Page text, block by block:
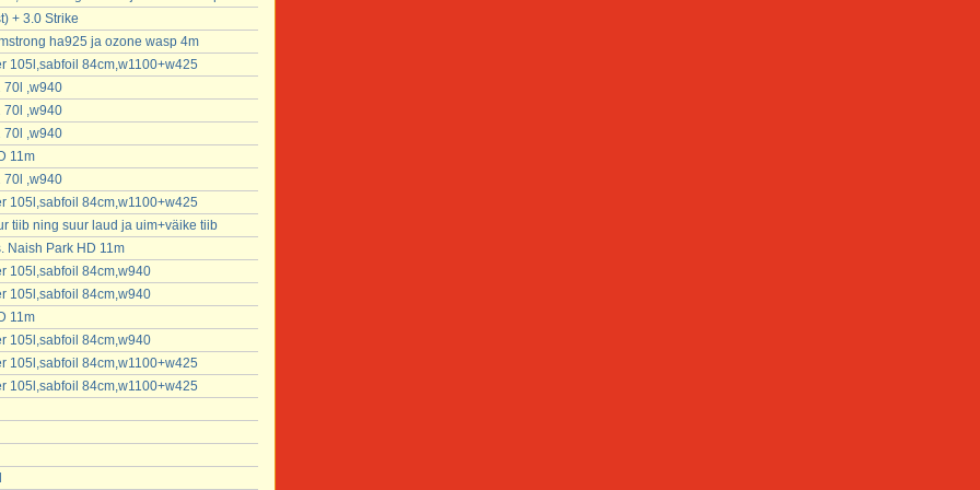
+ 3.0 Strike
ha925 ja ozone wasp 4m
105l,sabfoil 84cm,w1100+w425
70l ,w940
70l ,w940
70l ,w940
11m
70l ,w940
105l,sabfoil 84cm,w1100+w425
tiib ning suur laud ja uim+väike tiib
Naish Park HD 11m
105l,sabfoil 84cm,w940
105l,sabfoil 84cm,w940
11m
105l,sabfoil 84cm,w940
105l,sabfoil 84cm,w1100+w425
105l,sabfoil 84cm,w1100+w425